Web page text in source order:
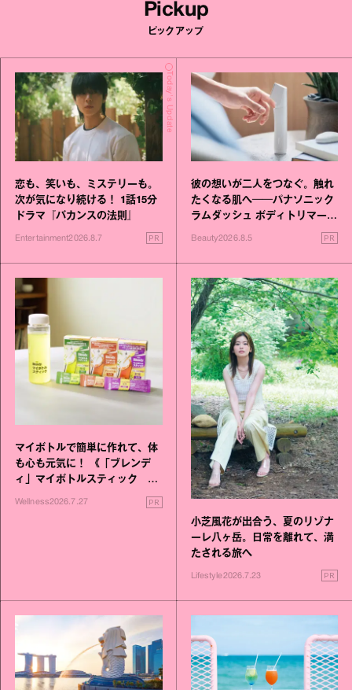
Pickup
ピックアップ
Today's Update
恋も、笑いも、ミステリーも。
次が気になり続ける！ 1話15分
ドラマ『バカンスの法則』
Entertainment2026.8.7 PR
彼の想いが二人をつなぐ。触れ
たくなる肌へ──パナソニック
ラムダッシュ ボディトリマーが
Beauty2026.8.5 PR
マイボトルで簡単に作れて、体
も心も元気に！ 《「ブレンデ
ィ」マイボトルスティック い
いこと毎日》シリーズが誕生
Wellness2026.7.27 PR
小芝風花が出合う、夏のリゾナ
ーレ八ヶ岳。日常を離れて、満
たされる旅へ
Lifestyle2026.7.23 PR